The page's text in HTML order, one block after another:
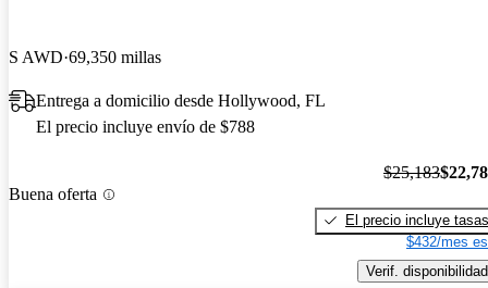
S AWD 69,350 millas
Entrega a domicilio desde Hollywood, FL
El precio incluye envío de $788
Buena oferta
$25,183
El precio incluye tasas
$432/mes
Verif. disponibilidad